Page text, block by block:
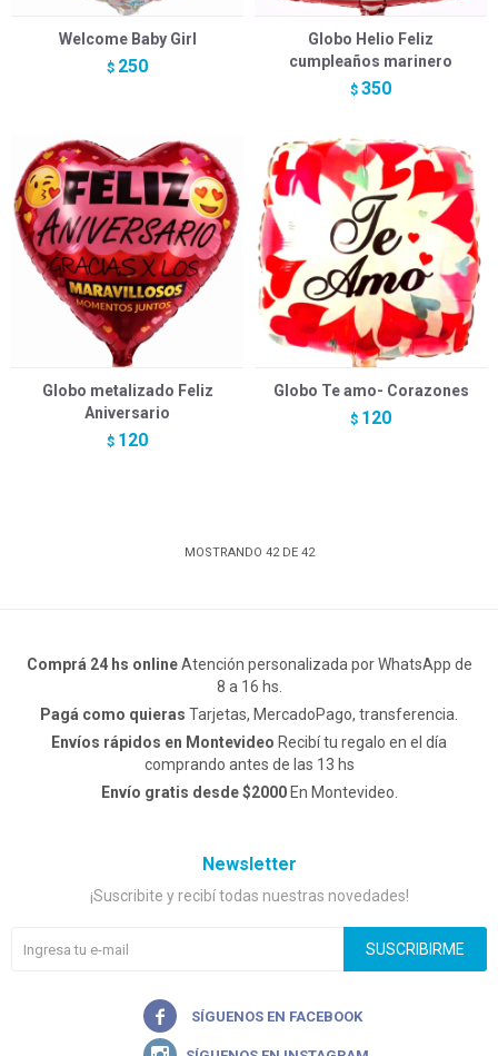
Welcome Baby Girl
$ 250
Globo Helio Feliz
cumpleaños marinero
$ 350
Globo metalizado Feliz
Aniversario
$ 120
Globo Te amo- Corazones
$ 120
MOSTRANDO 42DE 42
Comprá 24 hs onlineAtención personalizada por WhatsApp de
8 a 16 hs.
Pagá como quieras Tarjetas, MercadoPago, transferencia.
Envíos rápidos en Montevideo Recibí tu regalo en el día
comprando antes de las 13 hs
Envío gratis desde $2000En Montevideo.
Newsletter
¡Suscribite y recibí todas nuestras novedades!
SUSCRIBIRME
